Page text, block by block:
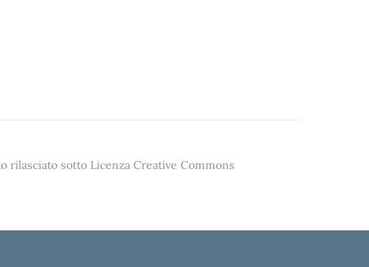
rilasciato sotto Licenza Creative Commons